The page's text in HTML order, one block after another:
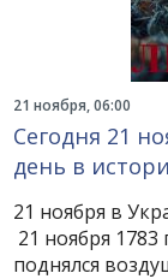
21 ноября, 06:00
Сегодня 21
день в
21 ноября в
21 ноября
поднялся